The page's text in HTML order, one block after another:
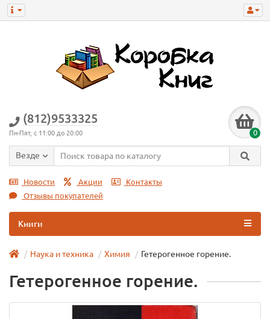
(812)9533325
Пн-Пят, с 11:00 до 20:00 0
Везде
Новости Акции
Контакты
Отзывы покупателей
Книги
Наука и техника Химия Гетерогенное горение.
Гетерогенное горение.